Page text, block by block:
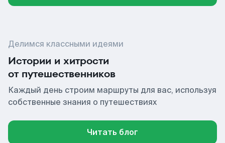
Делимся классными идеями
Истории и хитрости
от путешественников
Каждый день строим маршруты для вас, используя
собственные знания о путешествиях
Читать блог